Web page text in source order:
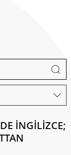
İNGİLİZCE;